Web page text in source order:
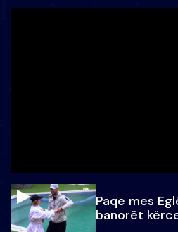
Paqe mes
banorët